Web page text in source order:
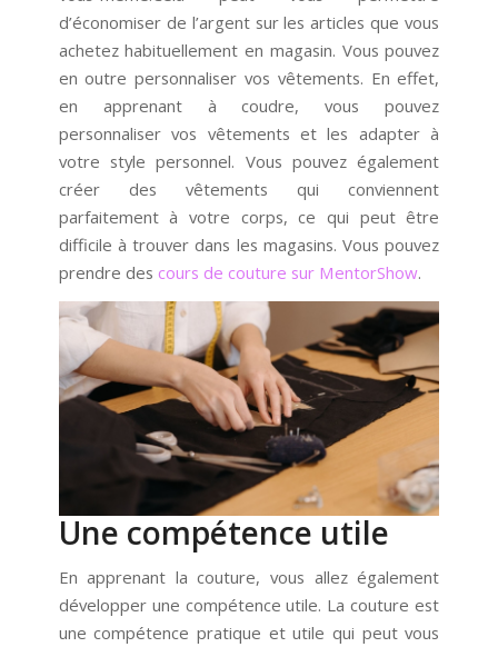
d’économiser de l’argent sur les articles que vous
achetez habituellement en magasin. Vous pouvez
en outre personnaliser vos vêtements. En effet,
en apprenant à coudre, vous pouvez
personnaliser vos vêtements et les adapter à
votre style personnel. Vous pouvez également
créer des vêtements qui conviennent
parfaitement à votre corps, ce qui peut être
difficile à trouver dans les magasins. Vous pouvez
prendre des cours de couture sur MentorShow.
Une compétence utile
En apprenant la couture, vous allez également
développer une compétence utile. La couture est
une compétence pratique et utile qui peut vous